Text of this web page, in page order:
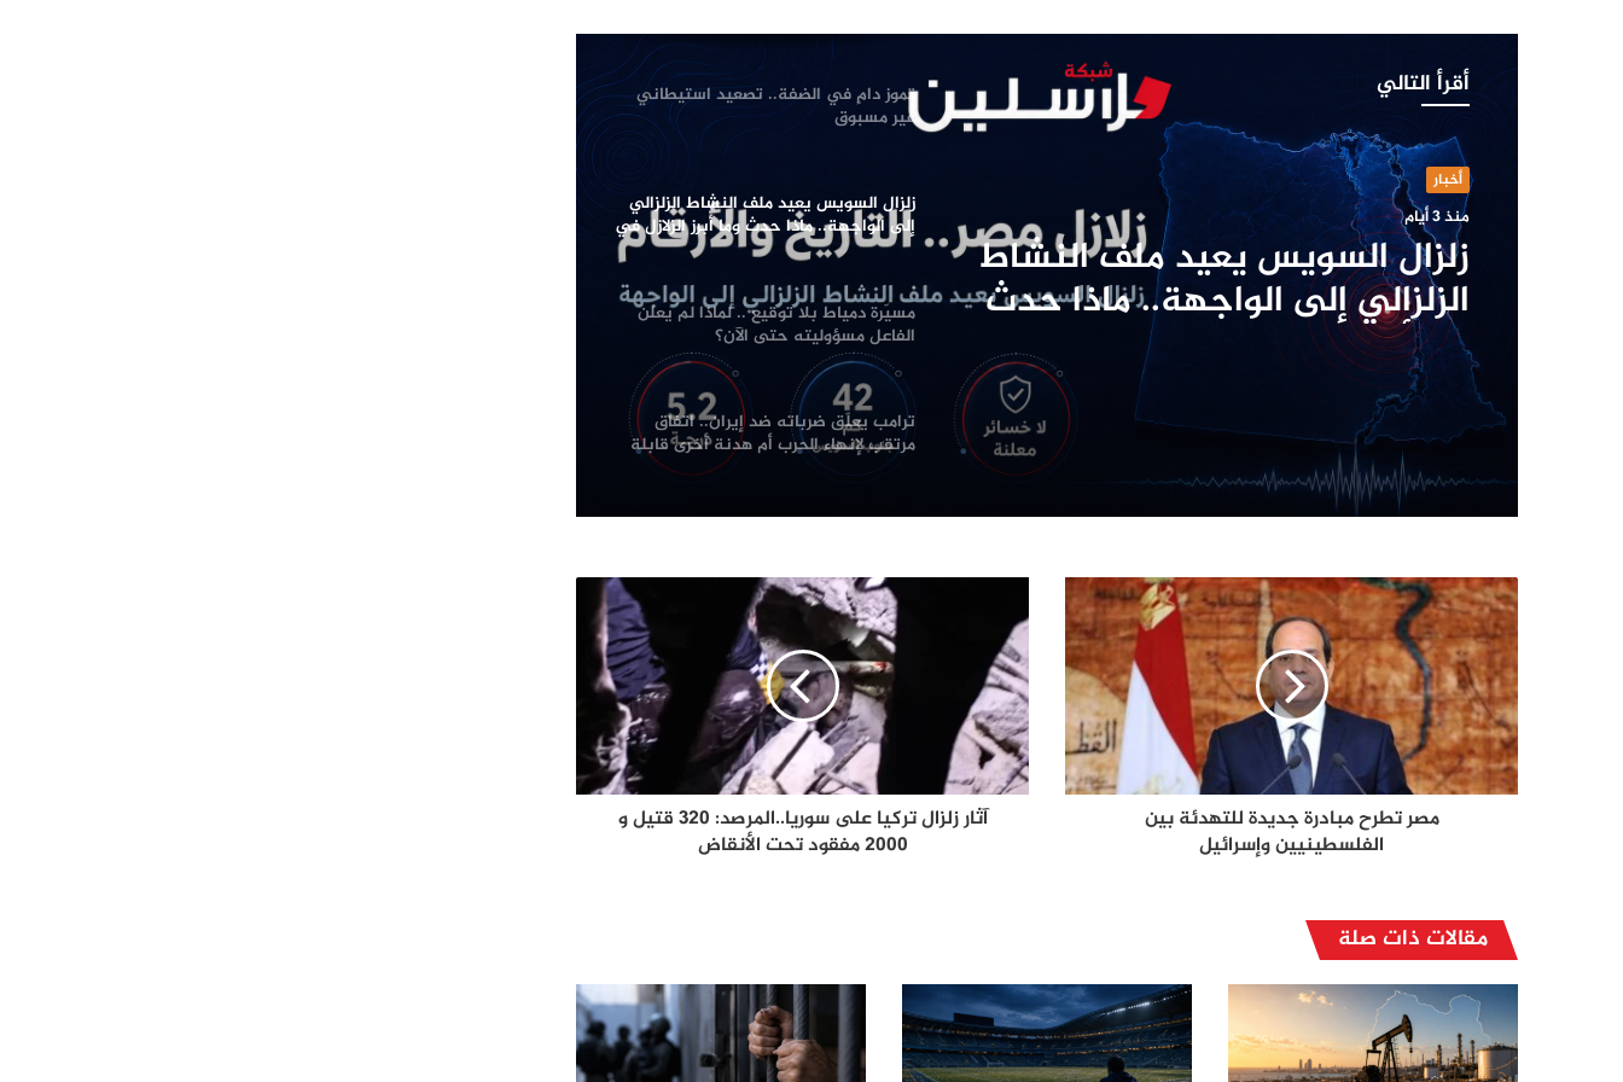
أقرأ التالي
أخبار
منذ 3 أيام
زلزال السويس يعيد ملف النشاط
الزلزالي إلى الواجهة.. ماذا حدث
وما أبرز الزلازل في تاريخ مصر؟
«العدالة أساس المصالحة»
تموز دامٍ في الضفة.. تصعيد استيطاني
غير مسبوق
زلزال السويس يعيد ملف النشاط الزلزالي
إلى الواجهة.. ماذا حدث وما أبرز الزلازل في
تاريخ مصر؟
مسيّرة دمياط بلا توقيع .. لماذا لم يعلن
الفاعل مسؤوليته حتى الآن؟
ترامب يعلّق ضرباته ضد إيران.. اتفاق
مرتقب لإنهاء الحرب أم هدنة أخرى قابلة
للانهيار؟
الإله في الحرب .. كيف وظّفت أميركا وإيران
الدين في الصراع بينهما؟
الصحافة الأجنبية اليوم: تصعيد أميركي
مرتقب ضد إيران وأزمات غزة وسبتة
وأوكرانيا تتصدر المشهد
لماذا يفكر الشباب العربي في الهجرة؟
يرفض ضغوط ميلوني ويحذّر من انقسام
الاتحاد الأوروبي
مصر تطرح مبادرة جديدة للتهدئة بين
الفلسطينيين وإسرائيل
آثار زلزال تركيا على سوريا..المرصد: 320 قتيل و
2000 مفقود تحت الأنقاض
مقالات ذات صلة